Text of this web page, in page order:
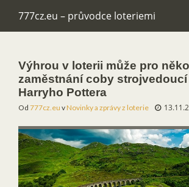
777cz.eu – průvodce loteriemi
Výhrou v loterii může pro
zaměstnání coby strojvedoucí
Harryho Pottera
Od 777cz.eu vNovinky a zprávy z loterie